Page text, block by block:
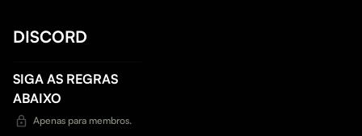
DISCORD
SIGA AS REGRAS
ABAIXO
Apenas para membros.